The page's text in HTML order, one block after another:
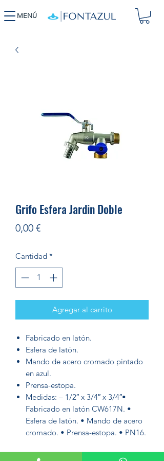
MENÚ
Grifo Esfera Jardin Doble
0,00 €Precio
Cantidad *
Agregar al carrito
Fabricado en latón.
Esfera de latón.
Mando de acero cromado pintado
en azul.
Prensa-estopa.
Medidas: – 1/2″ x 3/4″ x 3/4″•
Fabricado en latón CW617N. •
Esfera de latón. • Mando de acero
cromado. • Prensa-estopa. • PN16.